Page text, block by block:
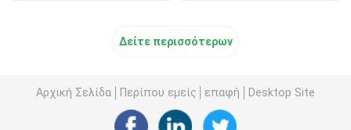
Δείτε περισσότερων
Αρχική Σελίδα Περίπου εμείς επαφή Desktop Site